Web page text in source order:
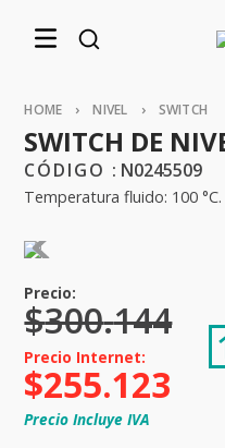
NIVEL SWITCH
SWITCH DE
: N0245509
Temperatura fluido: 100
$300.144
$255.123
Precio Incluye IVA